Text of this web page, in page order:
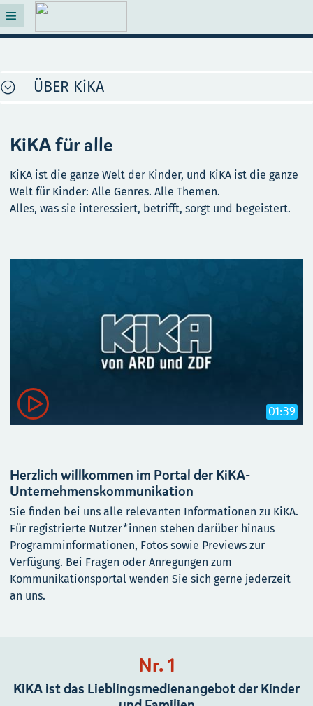
ÜBER KiKA
KiKA für alle
KiKA ist die ganze Welt der Kinder, und KiKA ist die ganze
Welt für Kinder: Alle Genres. Alle Themen.
Alles, was sie interessiert, betrifft, sorgt und begeistert.
 01:39
Herzlich willkommen im Portal der KiKA-
Unternehmenskommunikation
Sie finden bei uns alle relevanten Informationen zu KiKA.
Für registrierte Nutzer*innen stehen darüber hinaus
Programminformationen, Fotos sowie Previews zur
Verfügung. Bei Fragen oder Anregungen zum
Kommunikationsportal wenden Sie sich gerne jederzeit
an uns.
Nr. 1
KiKA ist das Lieblingsmedienangebot der Kinder